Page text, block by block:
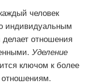
человек
индивидуальным
отношения
Уделение
ключом к более